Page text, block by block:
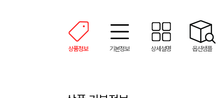
상품정보 기본정보 상세설명 옵션샘플